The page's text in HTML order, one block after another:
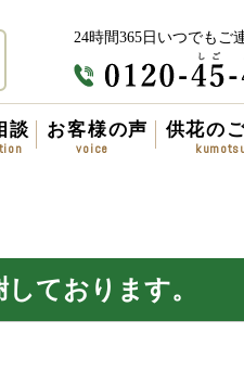
24時間365日いつでもご
談 お客様の声 供花の
ております。